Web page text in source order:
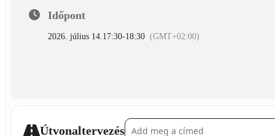
Időpont
2026. július 14. 17:30-18:30 (GMT+02:00)
ÚtvonaltervezésAddress - Making Hungarian-Style